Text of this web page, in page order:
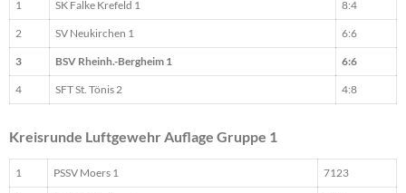
1 SK Falke Krefeld 1 8:4
2 SV Neukirchen 1 6:6
3 BSV Rheinh.-Bergheim 1 6:6
4 SFT St. Tönis 2 4:8
Kreisrunde Luftgewehr Auflage Gruppe 1
1 PSSV Moers 1 7123